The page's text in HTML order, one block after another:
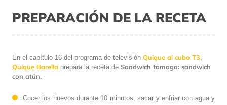
PREPARACIÓN DE LA RECETA
En el capítulo 16 del programa de televisión Quique al cubo T3,
Quique Barella prepara la receta de Sandwich tamago: sandwich
con atún.
Cocer los huevos durante 10 minutos, sacar y enfriar con agua y